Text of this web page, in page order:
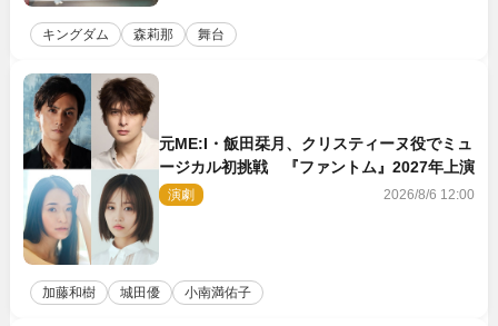
キングダム 森莉那 舞台
元ME:I・飯田栞月、クリスティーヌ役でミュ
ージカル初挑戦 『ファントム』2027年上演
演劇 2026/8/6 12:00
加藤和樹 城田優 小南満佑子